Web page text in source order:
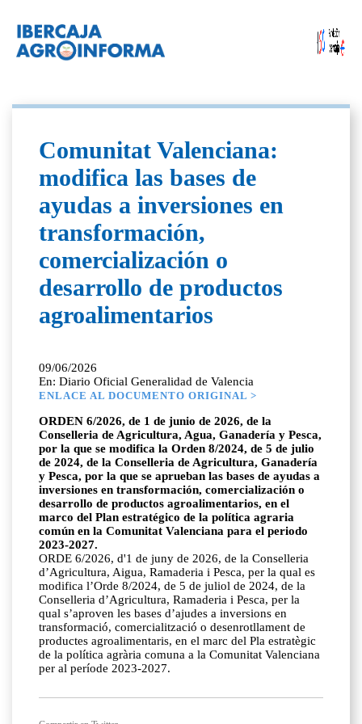
Comunitat Valenciana:
modifica las bases de
ayudas a inversiones en
transformación,
comercialización o
desarrollo de productos
agroalimentarios
09/06/2026
En: Diario Oficial Generalidad de Valencia
ENLACE AL DOCUMENTO ORIGINAL >
ORDEN 6/2026, de 1 de junio de 2026, de la
Conselleria de Agricultura, Agua, Ganadería y Pesca,
por la que se modifica la Orden 8/2024, de 5 de julio
de 2024, de la Conselleria de Agricultura, Ganadería
y Pesca, por la que se aprueban las bases de ayudas a
inversiones en transformación, comercialización o
desarrollo de productos agroalimentarios, en el
marco del Plan estratégico de la política agraria
común en la Comunitat Valenciana para el periodo
2023-2027.
ORDE 6/2026, d'1 de juny de 2026, de la Conselleria
d’Agricultura, Aigua, Ramaderia i Pesca, per la qual es
modifica l’Orde 8/2024, de 5 de juliol de 2024, de la
Conselleria d’Agricultura, Ramaderia i Pesca, per la
qual s’aproven les bases d’ajudes a inversions en
transformació, comercialització o desenrotllament de
productes agroalimentaris, en el marc del Pla estratègic
de la política agrària comuna a la Comunitat Valenciana
per al període 2023-2027.